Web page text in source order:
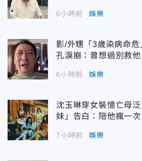
6小時前 娛樂
影/外甥「3歲染病命
孔淚崩：曾想過別救他
6小時前 娛樂
沈玉琳穿女裝憶亡母
妹」告白：陪他瘋一次
7小時前 娛樂